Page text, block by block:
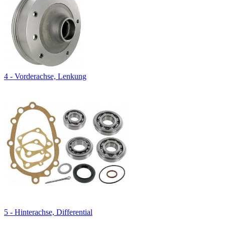
4 - Vorderachse, Lenkung
5 - Hinterachse, Differential